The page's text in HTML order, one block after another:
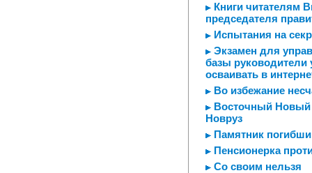
Книги читателям
председателя
Испытания на
Экзамен для
базы
осваивать в
Во избежание
Восточный Новый
Новруз
Памятник
Пенсионерка
Со своим нельзя